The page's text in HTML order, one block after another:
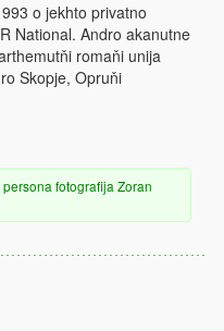
o jekhto privatno
National. Andro akanutne
romaňi unija
Skopje, Opruňi
persona fotografija Zoran